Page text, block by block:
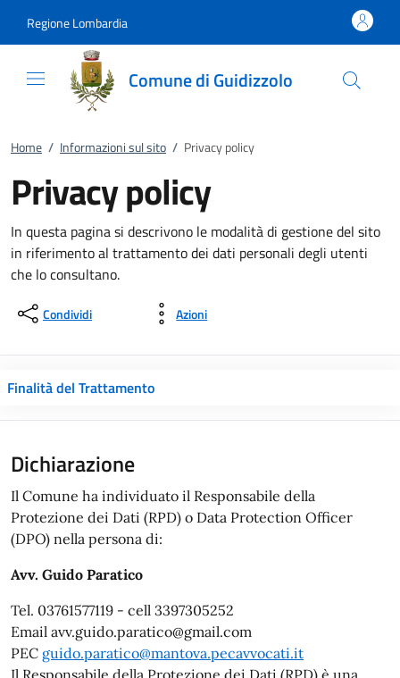
Regione Lombardia
Comune di Guidizzolo
Home / Informazioni sul sito / Privacy policy
Privacy policy
In questa pagina si descrivono le modalità di gestione del sito
in riferimento al trattamento dei dati personali degli utenti
che lo consultano.
Condividi Azioni
Finalità del Trattamento
Dichiarazione
Il Comune ha individuato il Responsabile della
Protezione dei Dati (RPD) o Data Protection Officer
(DPO) nella persona di:
Avv. Guido Paratico
Tel. 03761577119 - cell 3397305252
Email avv.guido.paratico@gmail.com
PEC guido.paratico@mantova.pecavvocati.it
Il Responsabile della Protezione dei Dati (RPD) è una